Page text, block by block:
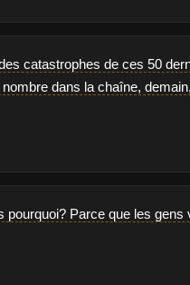
catastrophes de ces 50
dans la chaîne,
Parce que les gens